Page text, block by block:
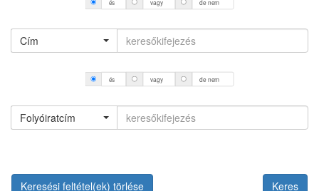
és vagy de nem
Cím
és vagy de nem
Folyóiratcím
Keresési feltétel(ek) törlése